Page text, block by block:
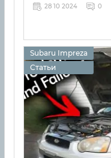
28 10 2024 0
Subaru Impreza
Статьи